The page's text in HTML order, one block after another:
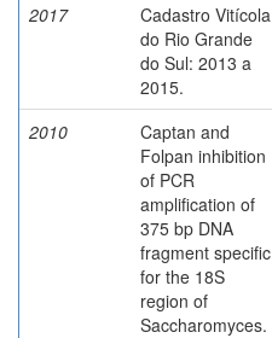
2017
Cadastro Vitícola
do Rio Grande
do Sul: 2013 a
2015.
2010
Captan and
Folpan inhibition
of PCR
amplification of
375 bp DNA
fragment specific
for the 18S
region of
Saccharomyces.